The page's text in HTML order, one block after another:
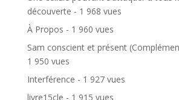
découverte - 1 968 vues
À Propos - 1 960 vues
Sam conscient et présent
1 950 vues
Interférence - 1 927 vues
livre15cle - 1 915 vues